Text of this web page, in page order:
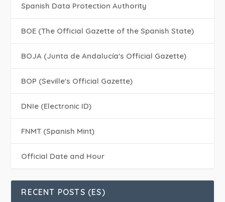
Spanish Data Protection Authority
BOE (The Official Gazette of the Spanish State)
BOJA (Junta de Andalucía's Official Gazette)
BOP (Seville's Official Gazette)
DNIe (Electronic ID)
FNMT (Spanish Mint)
Official Date and Hour
RECENT POSTS (ES)